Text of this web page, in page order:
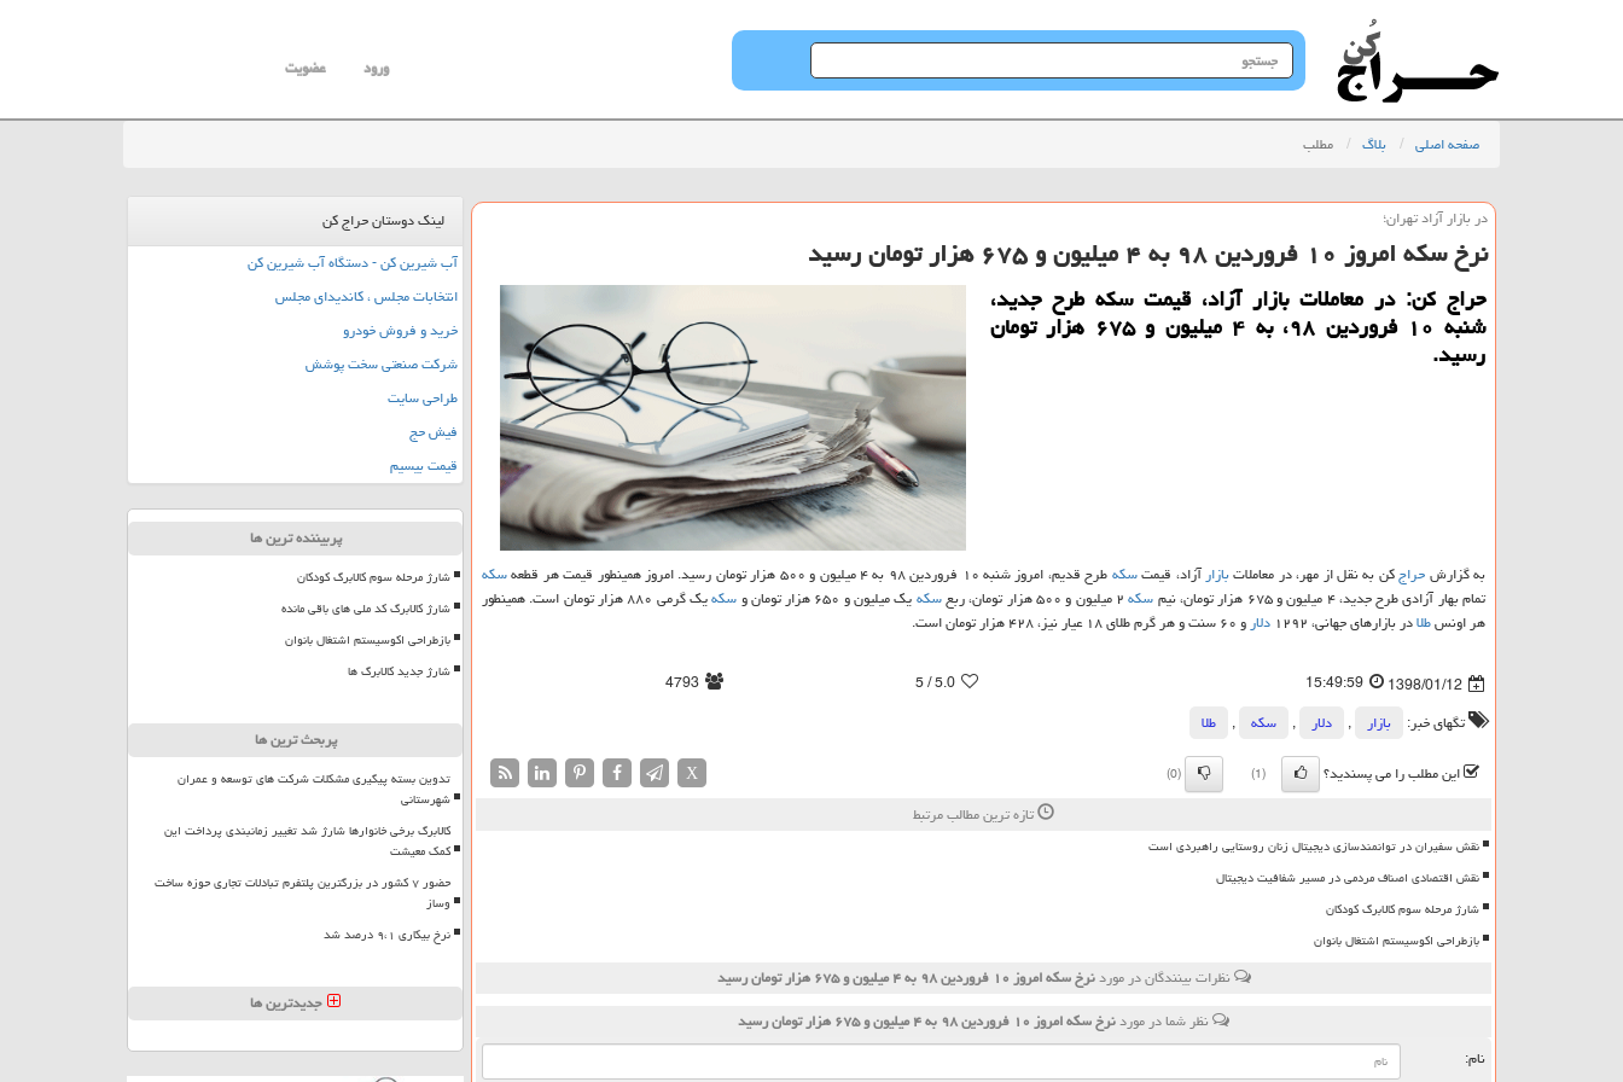
جستجو
در
ورود عضویت
صفحه اصلی بلاگ مطلب
در بازار آزاد تهران؛
نرخ سكه امروز ۱۰ فروردین ۹۸ به ۴ میلیون و ۶۷۵ هزار تومان رسید
حراج كن: در معاملات بازار آزاد، قیمت سكه طرح جدید،
شنبه ۱۰ فروردین ۹۸، به ۴ میلیون و ۶۷۵ هزار تومان
رسید.
به گزارشحراجكن به نقل از مهر، در معاملاتبازارآزاد، قیمتسكهطرح قدیم، امروز شنبه ۱۰ فروردین ۹۸ به ۴ میلیون و ۵۰۰ هزار تومان رسید. امروز همینطور قیمت هر قطعه
سكه
تمام بهار آزادی طرح جدید، ۴ میلیون و ۶۷۵ هزار تومان، نیم
سكه۲ میلیون و ۵۰۰ هزار تومان، ربع سكهیك میلیون و ۶۵۰ هزار تومان و سكه
یك گرمی ۸۸۰ هزار تومان است. همینطور
هر اونسطلادر بازارهای جهانی، ۱۲۹۲ دلارو ۶۰ سنت و هر گرم طلای ۱۸ عیار نیز، ۴۲۸ هزار تومان است.
1398/01/12
15:49:59
5.0
/ 5
4793
تگهای خبر:
بازار , دلار , سكه ,
طلا
این مطلب را می پسندید؟
(1)
(0)
X
تازه ترین مطالب مرتبط
نقش سفیران در توانمندسازی دیجیتال زنان روستایی راهبردی است
نقش اقتصادی اصناف مردمی در مسیر شفافیت دیجیتال
شارژ مرحله سوم کالابرگ کودکان
بازطراحی اکوسیستم اشتغال بانوان
نظرات بینندگان در موردنرخ سكه امروز ۱۰ فروردین ۹۸ به ۴ میلیون و ۶۷۵ هزار تومان رسید
نظر شما در موردنرخ سكه امروز ۱۰ فروردین ۹۸ به ۴ میلیون و ۶۷۵ هزار تومان رسید
نام:
لینک دوستان حراج کن
آب شیرین کن - دستگاه آب شیرین کن
انتخابات مجلس ، کاندیدای مجلس
خرید و فروش خودرو
شرکت صنعتی سخت پوشش
طراحی سایت
فیش حج
قیمت بیسیم
پربیننده ترین ها
شارژ مرحله سوم کالابرگ کودکان
شارژ کالابرگ کد ملی های باقی مانده
بازطراحی اکوسیستم اشتغال بانوان
شارژ جدید کالابرگ ها
پربحث ترین ها
تدوین بسته پیگیری مشکلات شرکت های توسعه و عمران
شهرستانی
کالابرگ برخی خانوارها شارژ شد تغییر زمانبندی پرداخت این
کمک معیشت
حضور ۷ کشور در بزرگترین پلتفرم تبادلات تجاری حوزه ساخت
وساز
نرخ بیکاری ۹،۱ درصد شد
جدیدترین ها